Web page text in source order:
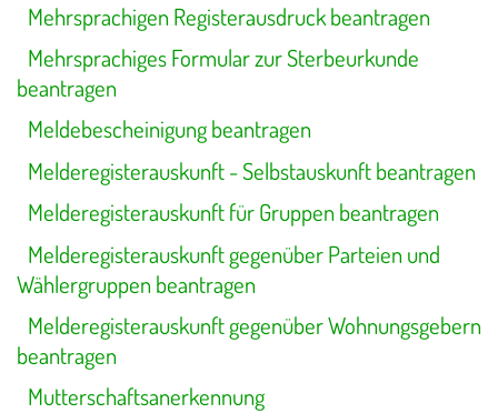
Mehrsprachigen Registerausdruck beantragen
Mehrsprachiges Formular zur Sterbeurkunde
beantragen
Meldebescheinigung beantragen
Melderegisterauskunft - Selbstauskunft beantragen
Melderegisterauskunft für Gruppen beantragen
Melderegisterauskunft gegenüber Parteien und
Wählergruppen beantragen
Melderegisterauskunft gegenüber Wohnungsgebern
beantragen
Mutterschaftsanerkennung